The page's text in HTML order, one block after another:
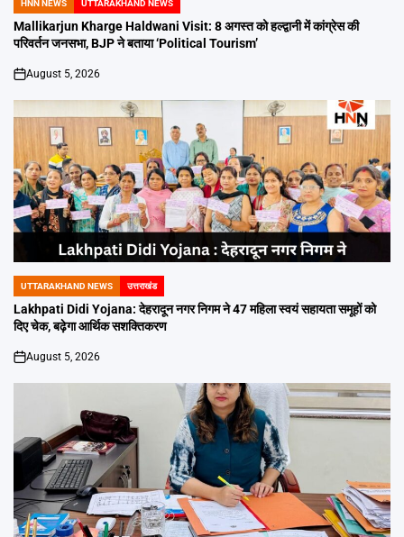
POSTED
IN
HNN NEWS UTTARAKHAND NEWS
Mallikarjun Kharge Haldwani Visit: 8 अगस्त को हल्द्वानी में कांग्रेस की
परिवर्तन जनसभा, BJP ने बताया ‘Political Tourism’
on
August 5, 2026
POSTED
IN
UTTARAKHAND NEWS उत्तराखंड
Lakhpati Didi Yojana: देहरादून नगर निगम ने 47 महिला स्वयं सहायता समूहों को
दिए चेक, बढ़ेगा आर्थिक सशक्तिकरण
on
August 5, 2026